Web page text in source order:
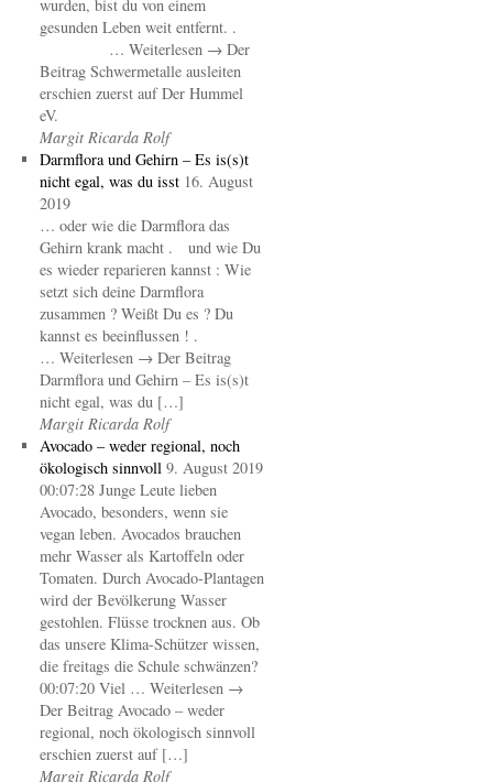
wurden, bist du von einem
gesunden Leben weit entfernt. .
… Weiterlesen → Der
Beitrag Schwermetalle ausleiten
erschien zuerst auf Der Hummel
eV.
Margit Ricarda Rolf
Darmflora und Gehirn – Es is(s)t
nicht egal, was du isst 16. August
2019
… oder wie die Darmflora das
Gehirn krank macht . und wie Du
es wieder reparieren kannst : Wie
setzt sich deine Darmflora
zusammen ? Weißt Du es ? Du
kannst es beeinflussen ! .
… Weiterlesen → Der Beitrag
Darmflora und Gehirn – Es is(s)t
nicht egal, was du […]
Margit Ricarda Rolf
Avocado – weder regional, noch
ökologisch sinnvoll 9. August 2019
00:07:28 Junge Leute lieben
Avocado, besonders, wenn sie
vegan leben. Avocados brauchen
mehr Wasser als Kartoffeln oder
Tomaten. Durch Avocado-Plantagen
wird der Bevölkerung Wasser
gestohlen. Flüsse trocknen aus. Ob
das unsere Klima-Schützer wissen,
die freitags die Schule schwänzen?
00:07:20 Viel … Weiterlesen →
Der Beitrag Avocado – weder
regional, noch ökologisch sinnvoll
erschien zuerst auf […]
Margit Ricarda Rolf